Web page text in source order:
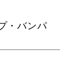
・バンパ